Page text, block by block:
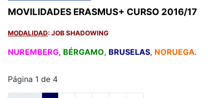
MOVILIDADES ERASMUS+ CURSO 2016/17
MODALIDAD: JOB SHADOWING
NUREMBERG, BÉRGAMO, BRUSELAS, NORUEGA.
Página 1 de 4